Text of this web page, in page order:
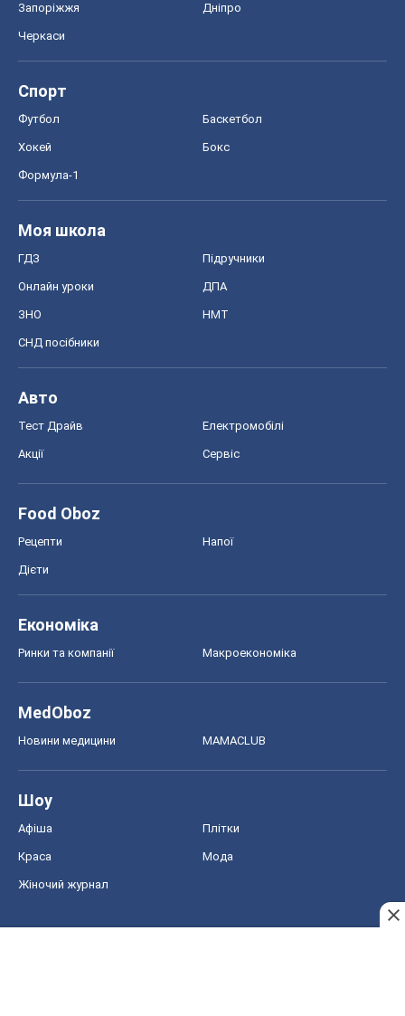
Запоріжжя Дніпро
Черкаси
Спорт
Футбол Баскетбол
Хокей Бокс
Формула-1
Моя школа
ГДЗ Підручники
Онлайн уроки ДПА
ЗНО НМТ
СНД посібники
Авто
Тест Драйв Електромобілі
Акції Сервіс
Food Oboz
Рецепти Напої
Дієти
Економіка
Ринки та компанії Макроекономіка
MedOboz
Новини медицини MAMACLUB
Шоу
Афіша Плітки
Краса Мода
Жіночий журнал